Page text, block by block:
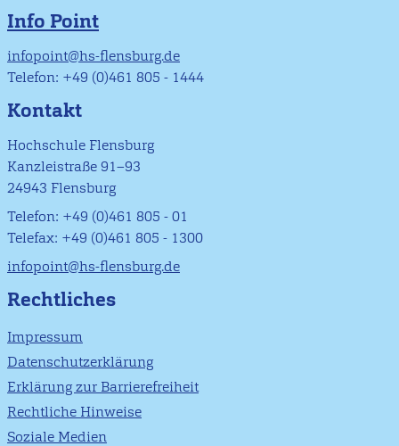
Info Point
infopoint@hs-flensburg.de
Telefon: +49 (0)461 805 - 1444
Kontakt
Hochschule Flensburg
Kanzleistraße 91–93
24943 Flensburg
Telefon: +49 (0)461 805 - 01
Telefax: +49 (0)461 805 - 1300
infopoint@hs-flensburg.de
Rechtliches
Impressum
Datenschutzerklärung
Erklärung zur Barrierefreiheit
Rechtliche Hinweise
Soziale Medien